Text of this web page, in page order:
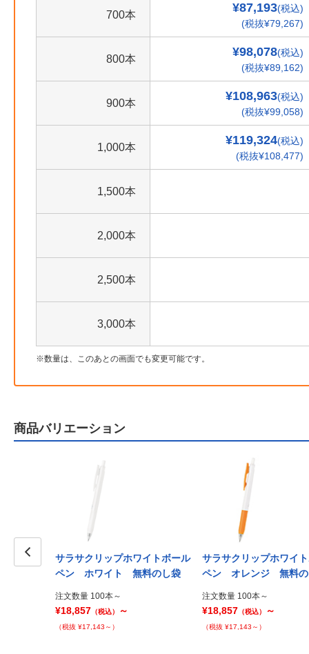
700本
¥87,193(税込)
(税抜¥79,267)
800本
¥98,078(税込)
(税抜¥89,162)
900本
¥108,963(税込)
(税抜¥99,058)
1,000本
¥119,324(税込)
(税抜¥108,477)
1,500本
2,000本
2,500本
3,000本
数量は、このあとの画面でも変更可能です。
商品バリエーション
クボール
サラサクリップホワイトボール
ペン ホワイト 無料のし袋
注文数量 100本～
¥18,857 （税込） ～
（税抜 ¥17,143～）
サラサクリップホワイ
ペン オレンジ 無料の
注文数量 100本～
¥18,857 （税込） ～
（税抜 ¥17,143～）